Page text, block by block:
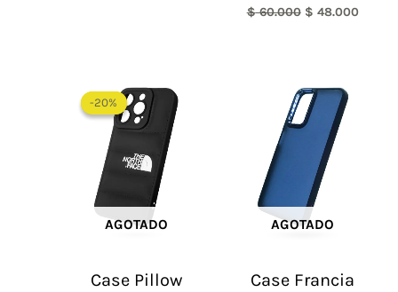
$60.000 $ 48.000
-20%
AGOTADO
-20%
Case Pillow
precio
original
era:
$ 60.000.
AGOTADO
Case Francia